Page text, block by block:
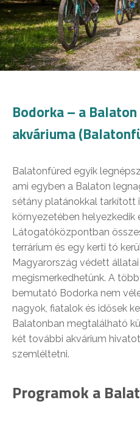
Bodorka – a
akváriuma
Balatonfüred egyik
ami egyben a Balaton
sétány platánokkal tarkított
környezetében helyezkedik
Látogatóközpontban
terrárium és egy kerti tó
Magyarország védett
megismerkedhetünk. A
bemutató Bodorka nem
nagyok, fiatalok és idősek
Balatonban megtalálható
két további akvárium
szemléltetni.
Programok a